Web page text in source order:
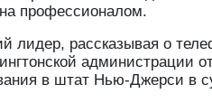
профессионалом.
лидер, рассказывая о
администрации
в штат Нью-Джерси в